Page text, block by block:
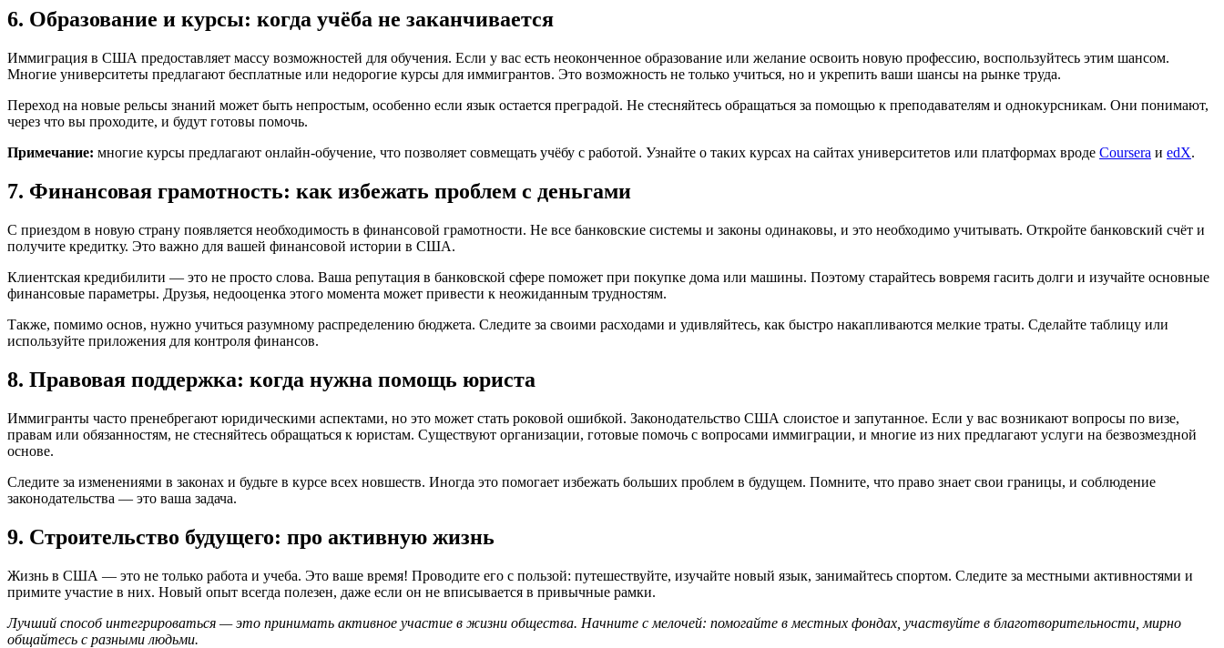
6. Образование и курсы: когда учёба не заканчивается
Иммиграция в США предоставляет массу возможностей для обучения. Если у вас есть неоконченное образование или желание освоить новую профессию, воспользуйтесь этим шансом.
Многие университеты предлагают бесплатные или недорогие курсы для иммигрантов. Это возможность не только учиться, но и укрепить ваши шансы на рынке труда.
Переход на новые рельсы знаний может быть непростым, особенно если язык остается преградой. Не стесняйтесь обращаться за помощью к преподавателям и однокурсникам. Они понимают,
через что вы проходите, и будут готовы помочь.
Примечание: многие курсы предлагают онлайн-обучение, что позволяет совмещать учёбу с работой. Узнайте о таких курсах на сайтах университетов или платформах вроде Coursera и edX.
7. Финансовая грамотность: как избежать проблем с деньгами
С приездом в новую страну появляется необходимость в финансовой грамотности. Не все банковские системы и законы одинаковы, и это необходимо учитывать. Откройте банковский счёт и
получите кредитку. Это важно для вашей финансовой истории в США.
Клиентская кредибилити — это не просто слова. Ваша репутация в банковской сфере поможет при покупке дома или машины. Поэтому старайтесь вовремя гасить долги и изучайте основные
финансовые параметры. Друзья, недооценка этого момента может привести к неожиданным трудностям.
Также, помимо основ, нужно учиться разумному распределению бюджета. Следите за своими расходами и удивляйтесь, как быстро накапливаются мелкие траты. Сделайте таблицу или
используйте приложения для контроля финансов.
8. Правовая поддержка: когда нужна помощь юриста
Иммигранты часто пренебрегают юридическими аспектами, но это может стать роковой ошибкой. Законодательство США слоистое и запутанное. Если у вас возникают вопросы по визе,
правам или обязанностям, не стесняйтесь обращаться к юристам. Существуют организации, готовые помочь с вопросами иммиграции, и многие из них предлагают услуги на безвозмездной
основе.
Следите за изменениями в законах и будьте в курсе всех новшеств. Иногда это помогает избежать больших проблем в будущем. Помните, что право знает свои границы, и соблюдение
законодательства — это ваша задача.
9. Строительство будущего: про активную жизнь
Жизнь в США — это не только работа и учеба. Это ваше время! Проводите его с пользой: путешествуйте, изучайте новый язык, занимайтесь спортом. Следите за местными активностями и
примите участие в них. Новый опыт всегда полезен, даже если он не вписывается в привычные рамки.
Лучший способ интегрироваться — это принимать активное участие в жизни общества. Начните с мелочей: помогайте в местных фондах, участвуйте в благотворительности, мирно
общайтесь с разными людьми.